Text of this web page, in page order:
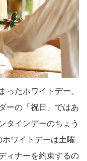
ったホワイトデー。
ーの「祝日」ではあ
タインデーのちょう
ワイトデーは土曜
ィナーを約束するの